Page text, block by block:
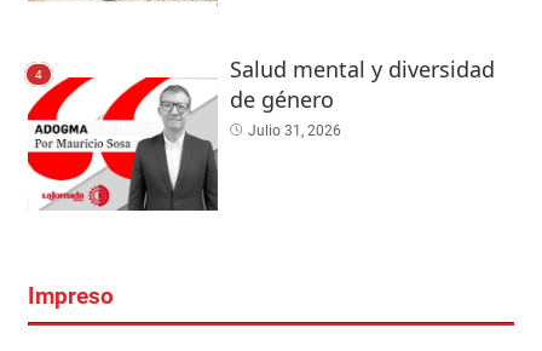
4
Salud mental y diversidad
de género
Julio 31, 2026
Impreso